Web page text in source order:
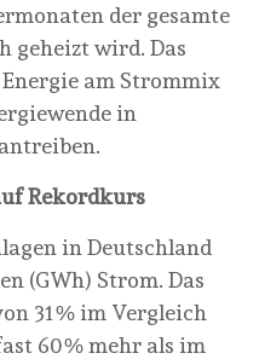
der gesamte
geheizt wird. Das
am Strommix
in
Rekordkurs
in Deutschland
(GWh) Strom. Das
31 % im Vergleich
60 % mehr als im